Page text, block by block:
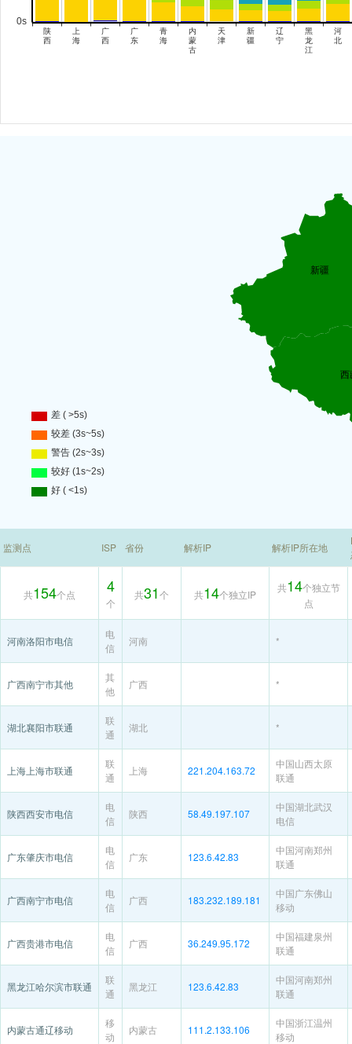
监测点 ISP 省份 解析IP 解析IP所在地
共154个点 4
个
共31个 共14个独立IP
共14个独立节
点
河南洛阳市电信
电
信
河南 *
广西南宁市其他
其
他
广西 *
湖北襄阳市联通
联
通
湖北 *
上海上海市联通
联
通
上海 221.204.163.72
中国山西太原
联通
陕西西安市电信
电
信
陕西 58.49.197.107
中国湖北武汉
电信
广东肇庆市电信
电
信
广东 123.6.42.83
中国河南郑州
联通
广西南宁市电信
电
信
广西 183.232.189.181
中国广东佛山
移动
广西贵港市电信
电
信
广西 36.249.95.172
中国福建泉州
联通
黑龙江哈尔滨市联通
联
通
黑龙江 123.6.42.83
中国河南郑州
联通
内蒙古通辽移动
移
动
内蒙古 111.2.133.106
中国浙江温州
移动